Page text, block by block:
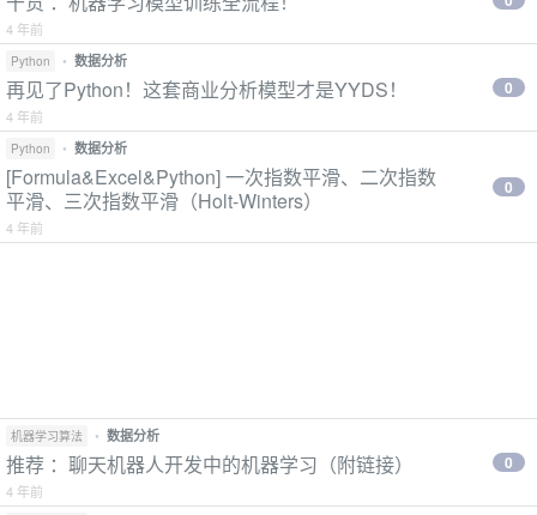
4 年前
Python • 数据分析
再见了Python！这套商业分析模型才是YYDS！
4 年前
0
Python • 数据分析
[Formula&Excel&Python] 一次指数平滑、二次指数
平滑、三次指数平滑（Holt-Winters）
4 年前
0
机器学习算法 • 数据分析
推荐 ：聊天机器人开发中的机器学习（附链接）
4 年前
0